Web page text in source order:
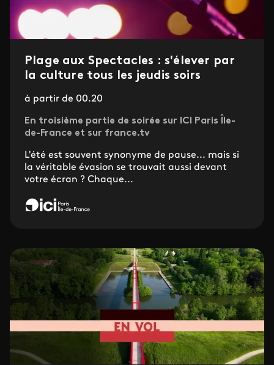
Plage aux Spectacles : s'élever par
la culture tous les jeudis soirs
à partir de 00.20
En troisième partie de soirée sur ICI Paris Île-
de-France et sur france.tv
L'été est souvent synonyme de pause... mais si
la véritable évasion se trouvait aussi devant
votre écran ? Chaque...